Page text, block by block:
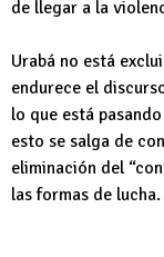
de llegar a la
Urabá no está
endurece el
lo que está
esto se salga de
eliminación del
las formas de lucha.